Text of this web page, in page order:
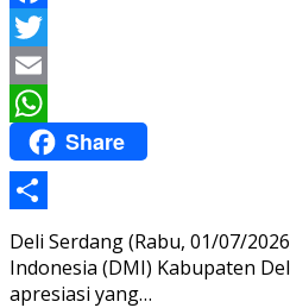
Facebook
Twitter
Email
WhatsApp
Share
Share
Deli Serdang (Rabu, 01/07/
Indonesia (DMI) Kabupaten
apresiasi yang…